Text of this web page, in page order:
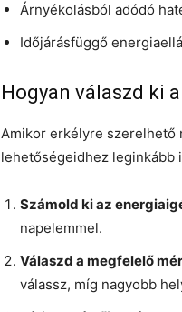
Árnyékolásból adódó
Időjárásfüggő
Hogyan válaszd ki
Amikor erkélyre szerelhető
lehetőségeidhez leginkább
Számold ki az
napelemmel.
Válaszd a megfelelő
válassz, míg nagyobb